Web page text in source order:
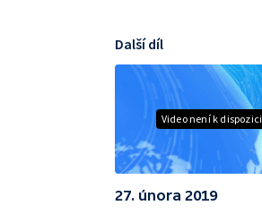
Video není k dispozici
Další díl
27. února 2019